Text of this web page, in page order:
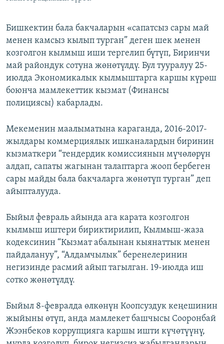
Бишкектин бала бакчаларын «сапатсыз сары май
менен камсыз кылып турган” деген шек менен
козголгон кылмыш иши тергелип бүтүп, Биринчи
май райондук сотуна жөнөтүлдү. Бул тууралуу 25-
июлда Экономикалык кылмыштарга каршы күрөш
боюнча мамлекеттик кызмат (Финансы
полициясы) кабарлады.
Мекеменин маалыматына караганда, 2016-2017-
жылдары коммерциялык ишканалардын биринин
кызматкери “тендердик комиссиянын мүчөлөрүн
алдап, сапаты жагынан талаптарга жооп бербеген
сары майды бала бакчаларга жөнөтүп турган” деп
айыпталууда.
Быйыл февраль айында ага карата козголгон
кылмыш иштери бириктирилип, Кылмыш-жаза
кодексинин “Кызмат абалынан кыянаттык менен
пайдалануу”, “Алдамчылык” беренелеринин
негизинде расмий айып тагылган. 19-июлда иш
сотко жөнөтүлдү.
Быйыл 8-февралда өлкөнүн Коопсуздук кеңешинин
жыйыны өтүп, анда мамлекет башчысы Сооронбай
Жээнбеков коррупцияга каршы ишти күчөтүүнү,